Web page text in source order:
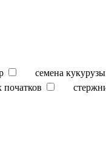
семена кукурузы
початков